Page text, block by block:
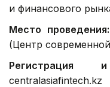
и финансового
Место проведения:
(Центр
Регистрация
centralasiafintech.kz